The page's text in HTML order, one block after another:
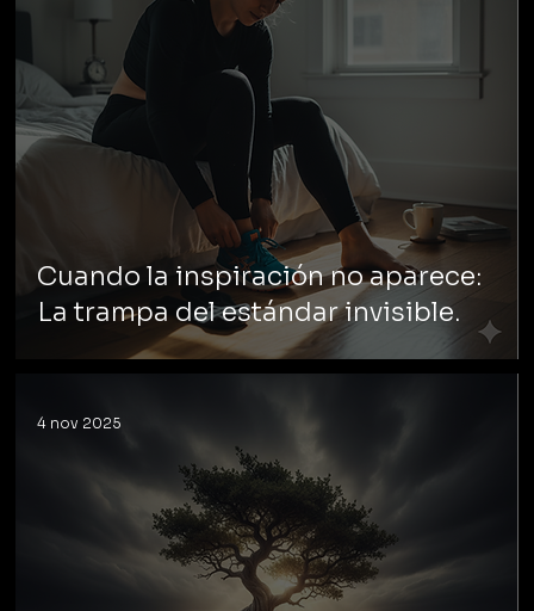
Cuando la inspiración no aparece:
La trampa del estándar invisible.
4 nov 2025